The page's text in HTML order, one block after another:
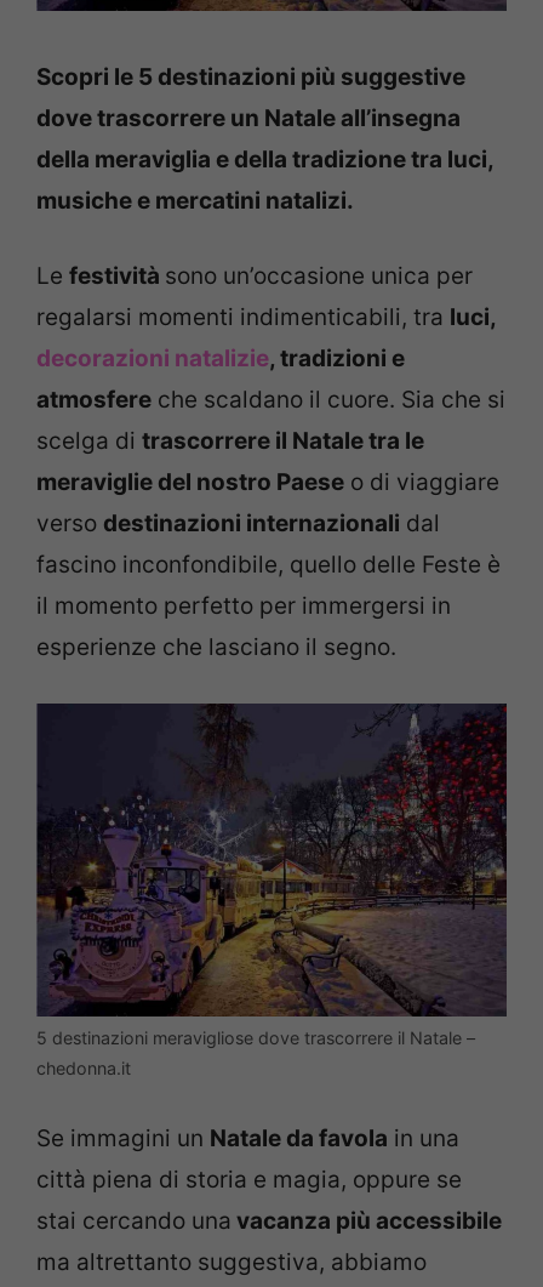
Scopri le 5 destinazioni più suggestive
dove trascorrere un Natale all’insegna
della meraviglia e della tradizione tra luci,
musiche e mercatini natalizi.
Le festività sono un’occasione unica per
regalarsi momenti indimenticabili, tra luci,
decorazioni natalizie, tradizioni e
atmosfere che scaldano il cuore. Sia che si
scelga di trascorrere il Natale tra le
meraviglie del nostro Paese o di viaggiare
verso destinazioni internazionali dal
fascino inconfondibile, quello delle Feste è
il momento perfetto per immergersi in
esperienze che lasciano il segno.
5 destinazioni meravigliose dove trascorrere il Natale –
chedonna.it
Se immagini un Natale da favola in una
città piena di storia e magia, oppure se
stai cercando una vacanza più accessibile
ma altrettanto suggestiva, abbiamo